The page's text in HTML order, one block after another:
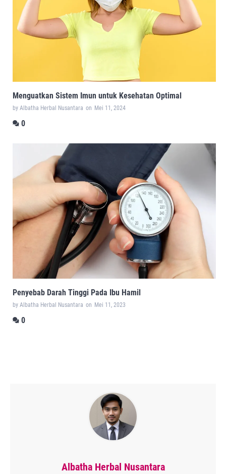
Menguatkan Sistem Imun untuk Kesehatan Optimal
by Albatha Herbal Nusantara on Mei 11, 2024
0
Penyebab Darah Tinggi Pada Ibu Hamil
by Albatha Herbal Nusantara on Mei 11, 2023
0
Albatha Herbal Nusantara